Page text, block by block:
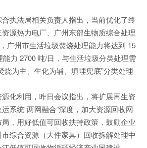
执法局相关负责人指出，当前优化了终
源热力电厂、广州东部生物质综合处理
广州市生活垃圾焚烧处理能力将达到 15
力 2700 吨/日，与生活垃圾分类处理需
烧为主、生化为辅、填埋兜底”分类处理
化利用，昨日会议指出，将扩展再生资
系统“两网融合”深度，加大资源回收网
，用好低值可回收扶持政策，鼓励企业
综合资源（大件家具）回收拆解处理中